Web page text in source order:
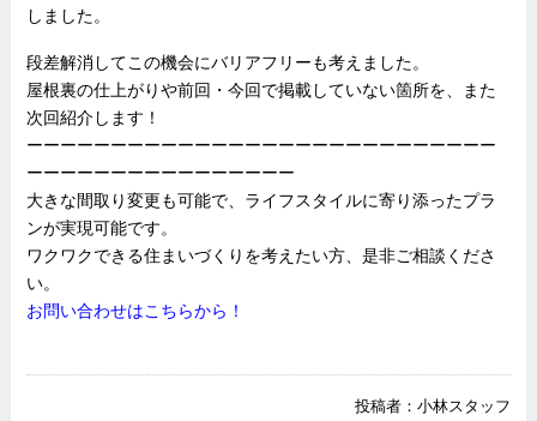
しました。
段差解消してこの機会にバリアフリーも考えました。
屋根裏の仕上がりや前回・今回で掲載していない箇所を、また
次回紹介します！
ーーーーーーーーーーーーーーーーーーーーーーーーーーーー
ーーーーーーーーーーーーーーーー
大きな間取り変更も可能で、ライフスタイルに寄り添ったプラ
ンが実現可能です。
ワクワクできる住まいづくりを考えたい方、是非ご相談くださ
い。
お問い合わせはこちらから！
投稿者：小林スタッフ